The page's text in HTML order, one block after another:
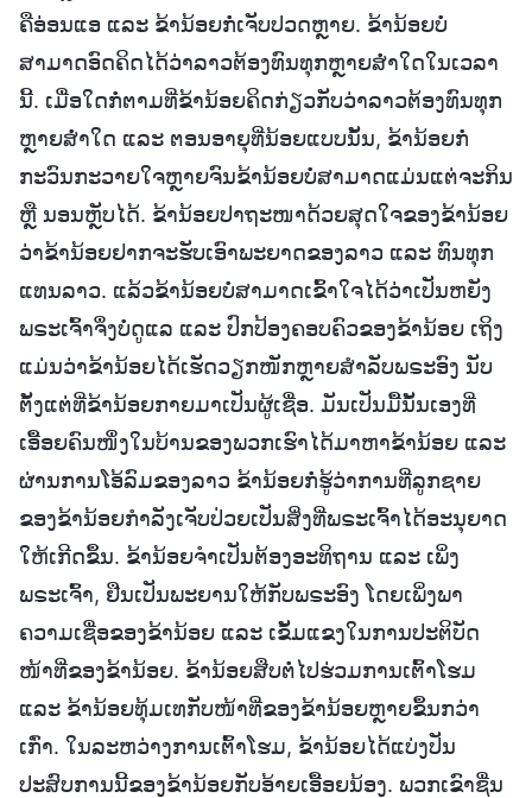
ຄືອ່ອນແອ ແລະ ຂ້ານ້ອຍກໍ່ເຈັບປວດຫຼາຍ. ຂ້ານ້ອຍບໍ່
ສາມາດອົດຄິດໄດ້ວ່າລາວຕ້ອງທົນທຸກຫຼາຍສໍ່າໃດໃນເວລາ
ນີ້. ເມື່ອໃດກໍ່ຕາມທີ່ຂ້ານ້ອຍຄິດກ່ຽວກັບວ່າລາວຕ້ອງທົນທຸກ
ຫຼາຍສໍ່າໃດ ແລະ ຕອນອາຍຸທີ່ນ້ອຍແບບນັ້ນ, ຂ້ານ້ອຍກໍ່
ກະວົນກະວາຍໃຈຫຼາຍຈົນຂ້ານ້ອຍບໍ່ສາມາດແມ່ນແຕ່ຈະກິນ
ຫຼື ນອນຫຼັບໄດ້. ຂ້ານ້ອຍປາຖະໜາດ້ວຍສຸດໃຈຂອງຂ້ານ້ອຍ
ວ່າຂ້ານ້ອຍຢາກຈະຮັບເອົາພະຍາດຂອງລາວ ແລະ ທົນທຸກ
ແທນລາວ. ແລ້ວຂ້ານ້ອຍບໍ່ສາມາດເຂົ້າໃຈໄດ້ວ່າເປັນຫຍັງ
ພຣະເຈົ້າຈຶ່ງບໍ່ດູແລ ແລະ ປົກປ້ອງຄອບຄົວຂອງຂ້ານ້ອຍ ເຖິງ
ແມ່ນວ່າຂ້ານ້ອຍໄດ້ເຮັດວຽກໜັກຫຼາຍສຳລັບພຣະອົງ ນັບ
ຕັ້ງແຕ່ທີ່ຂ້ານ້ອຍກາຍມາເປັນຜູ້ເຊື່ອ. ມັນເປັນມື້ນັ້ນເອງທີ່
ເອື້ອຍຄົນໜຶ່ງໃນບ້ານຂອງພວກເຮົາໄດ້ມາຫາຂ້ານ້ອຍ ແລະ
ຜ່ານການໂອ້ລົມຂອງລາວ ຂ້ານ້ອຍກໍ່ຮູ້ວ່າການທີ່ລູກຊາຍ
ຂອງຂ້ານ້ອຍກຳລັງເຈັບປ່ວຍເປັນສິ່ງທີ່ພຣະເຈົ້າໄດ້ອະນຸຍາດ
ໃຫ້ເກີດຂຶ້ນ. ຂ້ານ້ອຍຈຳເປັນຕ້ອງອະທິຖານ ແລະ ເພິ່ງ
ພຣະເຈົ້າ, ຢືນເປັນພະຍານໃຫ້ກັບພຣະອົງ ໂດຍເພິ່ງພາ
ຄວາມເຊື່ອຂອງຂ້ານ້ອຍ ແລະ ເຂັ້ມແຂງໃນການປະຕິບັດ
ໜ້າທີ່ຂອງຂ້ານ້ອຍ. ຂ້ານ້ອຍສືບຕໍ່ໄປຮ່ວມການເຕົ້າໂຮມ
ແລະ ຂ້ານ້ອຍທຸ້ມເທກັບໜ້າທີ່ຂອງຂ້ານ້ອຍຫຼາຍຂຶ້ນກວ່າ
ເກົ່າ. ໃນລະຫວ່າງການເຕົ້າໂຮມ, ຂ້ານ້ອຍໄດ້ແບ່ງປັນ
ປະສົບການນີ້ຂອງຂ້ານ້ອຍກັບອ້າຍເອື້ອຍນ້ອງ. ພວກເຂົາຊື່ນ